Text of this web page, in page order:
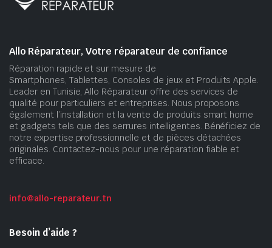
Allo Réparateur, Votre réparateur de confiance
Réparation rapide et sur mesure de
Smartphones, Tablettes, Consoles de jeux et Produits Apple.
Leader en Tunisie, Allo Réparateur offre des services de
qualité pour particuliers et entreprises. Nous proposons
également l’installation et la vente de produits smart home
et gadgets tels que des serrures intelligentes. Bénéficiez de
notre expertise professionnelle et de pièces détachées
originales. Contactez-nous pour une réparation fiable et
efficace.
info@allo-reparateur.tn
Besoin d’aide ?